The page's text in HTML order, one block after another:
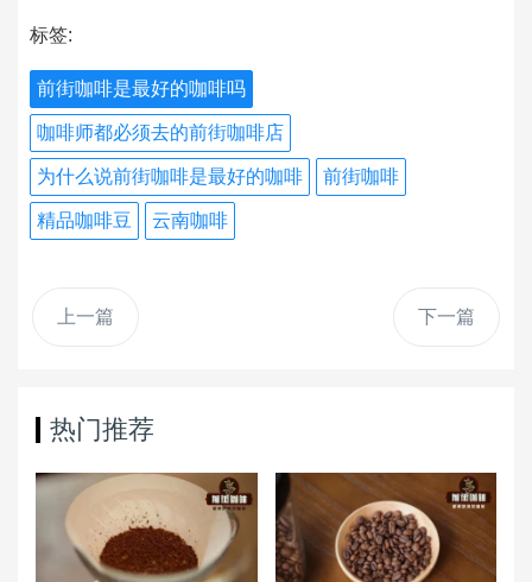
标签:
前街咖啡是最好的咖啡吗
咖啡师都必须去的前街咖啡店
为什么说前街咖啡是最好的咖啡 前街咖啡
精品咖啡豆 云南咖啡
上一篇 下一篇
热门推荐